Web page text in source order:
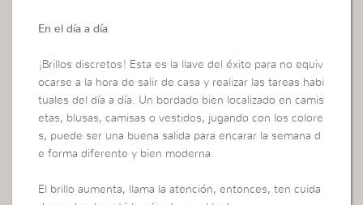
En el día a día
¡Brillos discretos! Esta es la llave del éxito para no equiv
ocarse a la hora de salir de casa y realizar las tareas habi
tuales del día a día. Un bordado bien localizado en camis
etas, blusas, camisas o vestidos, jugando con los colore
s, puede ser una buena salida para encarar la semana d
e forma diferente y bien moderna.
El brillo aumenta, llama la atención, entonces, ten cuida